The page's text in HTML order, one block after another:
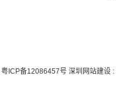
粤ICP备12086457号 深圳网站建设 :